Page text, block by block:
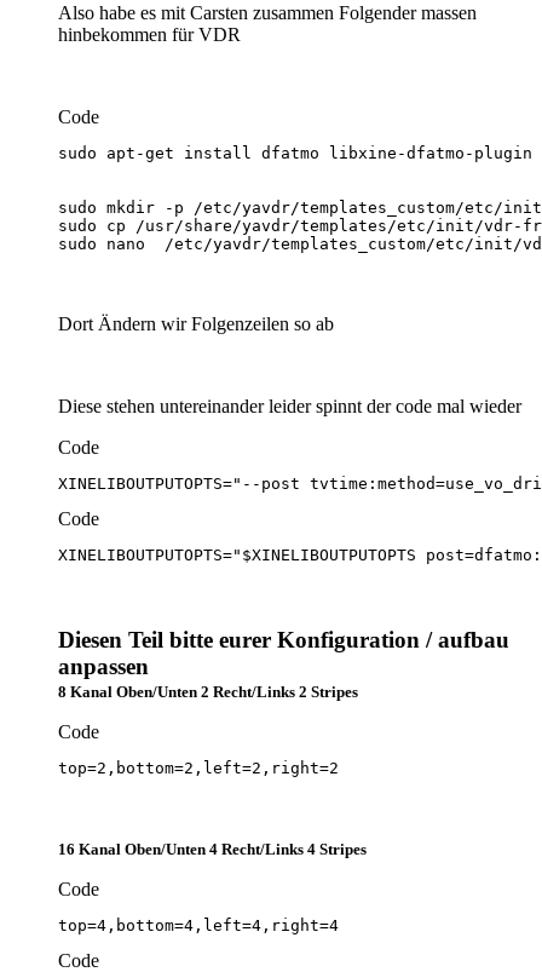
Also habe es mit Carsten zusammen Folgender massen
hinbekommen für VDR
Code
sudo nano  /etc/yavdr/templates_custom/etc/init/
Dort Ändern wir Folgenzeilen so ab
Diese stehen untereinander leider spinnt der code mal wieder
Code
XINELIBOUTPUTOPTS="--post
Code
XINELIBOUTPUTOPTS="$XINELIBOUTPUTOPTS
Diesen Teil bitte eurer Konfiguration / aufbau
anpassen
8 Kanal Oben/Unten 2 Recht/Links 2 Stripes
Code
top=2,bottom=2,left=2,right=2
16 Kanal Oben/Unten 4 Recht/Links 4 Stripes
Code
top=4,bottom=4,left=4,right=4
Code